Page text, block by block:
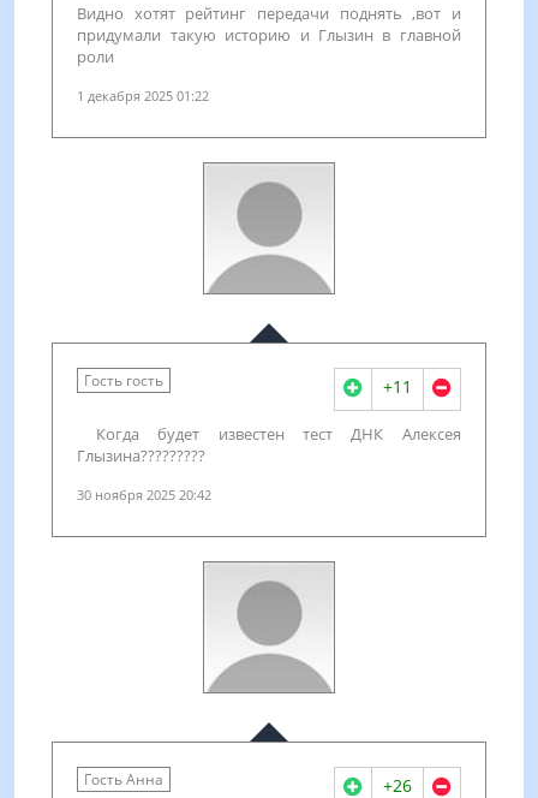
Видно хотят рейтинг передачи поднять ,вот и
придумали такую историю и Глызин в главной
роли
1 декабря 2025 01:22
Гость гость +11
Когда будет известен тест ДНК Алексея
Глызина?????????
30 ноября 2025 20:42
Гость Анна +26